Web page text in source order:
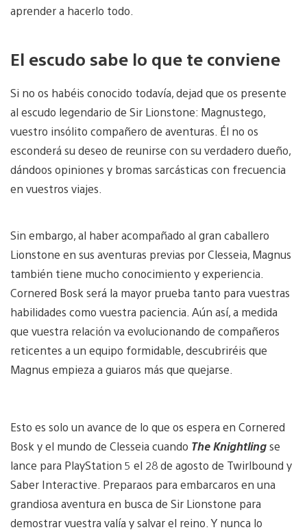
aprender a hacerlo todo.
El escudo sabe lo que te conviene
Si no os habéis conocido todavía, dejad que os presente
al escudo legendario de Sir Lionstone: Magnustego,
vuestro insólito compañero de aventuras. Él no os
esconderá su deseo de reunirse con su verdadero dueño,
dándoos opiniones y bromas sarcásticas con frecuencia
en vuestros viajes.
Sin embargo, al haber acompañado al gran caballero
Lionstone en sus aventuras previas por Clesseia, Magnus
también tiene mucho conocimiento y experiencia.
Cornered Bosk será la mayor prueba tanto para vuestras
habilidades como vuestra paciencia. Aún así, a medida
que vuestra relación va evolucionando de compañeros
reticentes a un equipo formidable, descubriréis que
Magnus empieza a guiaros más que quejarse.
Esto es solo un avance de lo que os espera en Cornered
Bosk y el mundo de Clesseia cuando The Knightlingse
lance para PlayStation 5 el 28 de agosto de Twirlbound y
Saber Interactive. Preparaos para embarcaros en una
grandiosa aventura en busca de Sir Lionstone para
demostrar vuestra valía y salvar el reino. Y nunca lo